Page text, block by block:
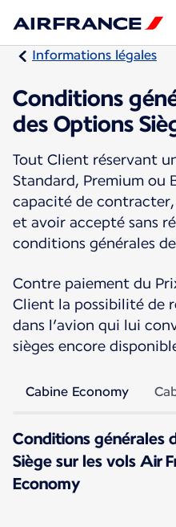
Informations légales
Conditions
des Options
Tout Client réservant
Standard, Premium ou
capacité de
et avoir accepté sans
conditions générales
Contre paiement du
Client la possibilité de
dans l’avion qui lui
sièges encore
Cabine Economy
Conditions générales
Siège sur les vols Air
Economy